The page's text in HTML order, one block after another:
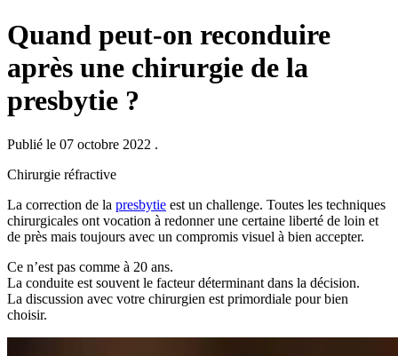
Quand peut-on reconduire
après une chirurgie de la
presbytie ?
Publié le 07 octobre 2022 .
Chirurgie réfractive
La correction de la presbytie est un challenge. Toutes les techniques
chirurgicales ont vocation à redonner une certaine liberté de loin et
de près mais toujours avec un compromis visuel à bien accepter.
Ce n’est pas comme à 20 ans.
La conduite est souvent le facteur déterminant dans la décision.
La discussion avec votre chirurgien est primordiale pour bien
choisir.